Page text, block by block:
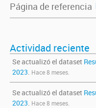
Página de referencia
Actividad reciente
Se actualizó el dataset
2023. Hace 8 meses.
Se actualizó el dataset
2023. Hace 8 meses.